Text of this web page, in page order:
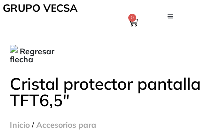
GRUPO VECSA
0
Regresar
Cristal protector pantalla
TFT6,5″
Inicio / Accesorios para